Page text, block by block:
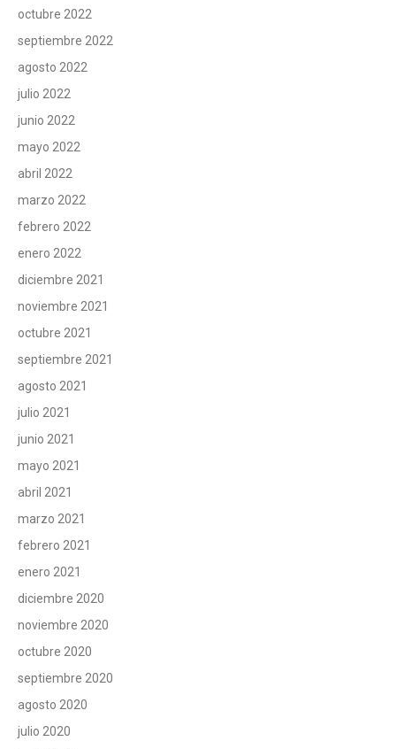
octubre 2022
septiembre 2022
agosto 2022
julio 2022
junio 2022
mayo 2022
abril 2022
marzo 2022
febrero 2022
enero 2022
diciembre 2021
noviembre 2021
octubre 2021
septiembre 2021
agosto 2021
julio 2021
junio 2021
mayo 2021
abril 2021
marzo 2021
febrero 2021
enero 2021
diciembre 2020
noviembre 2020
octubre 2020
septiembre 2020
agosto 2020
julio 2020